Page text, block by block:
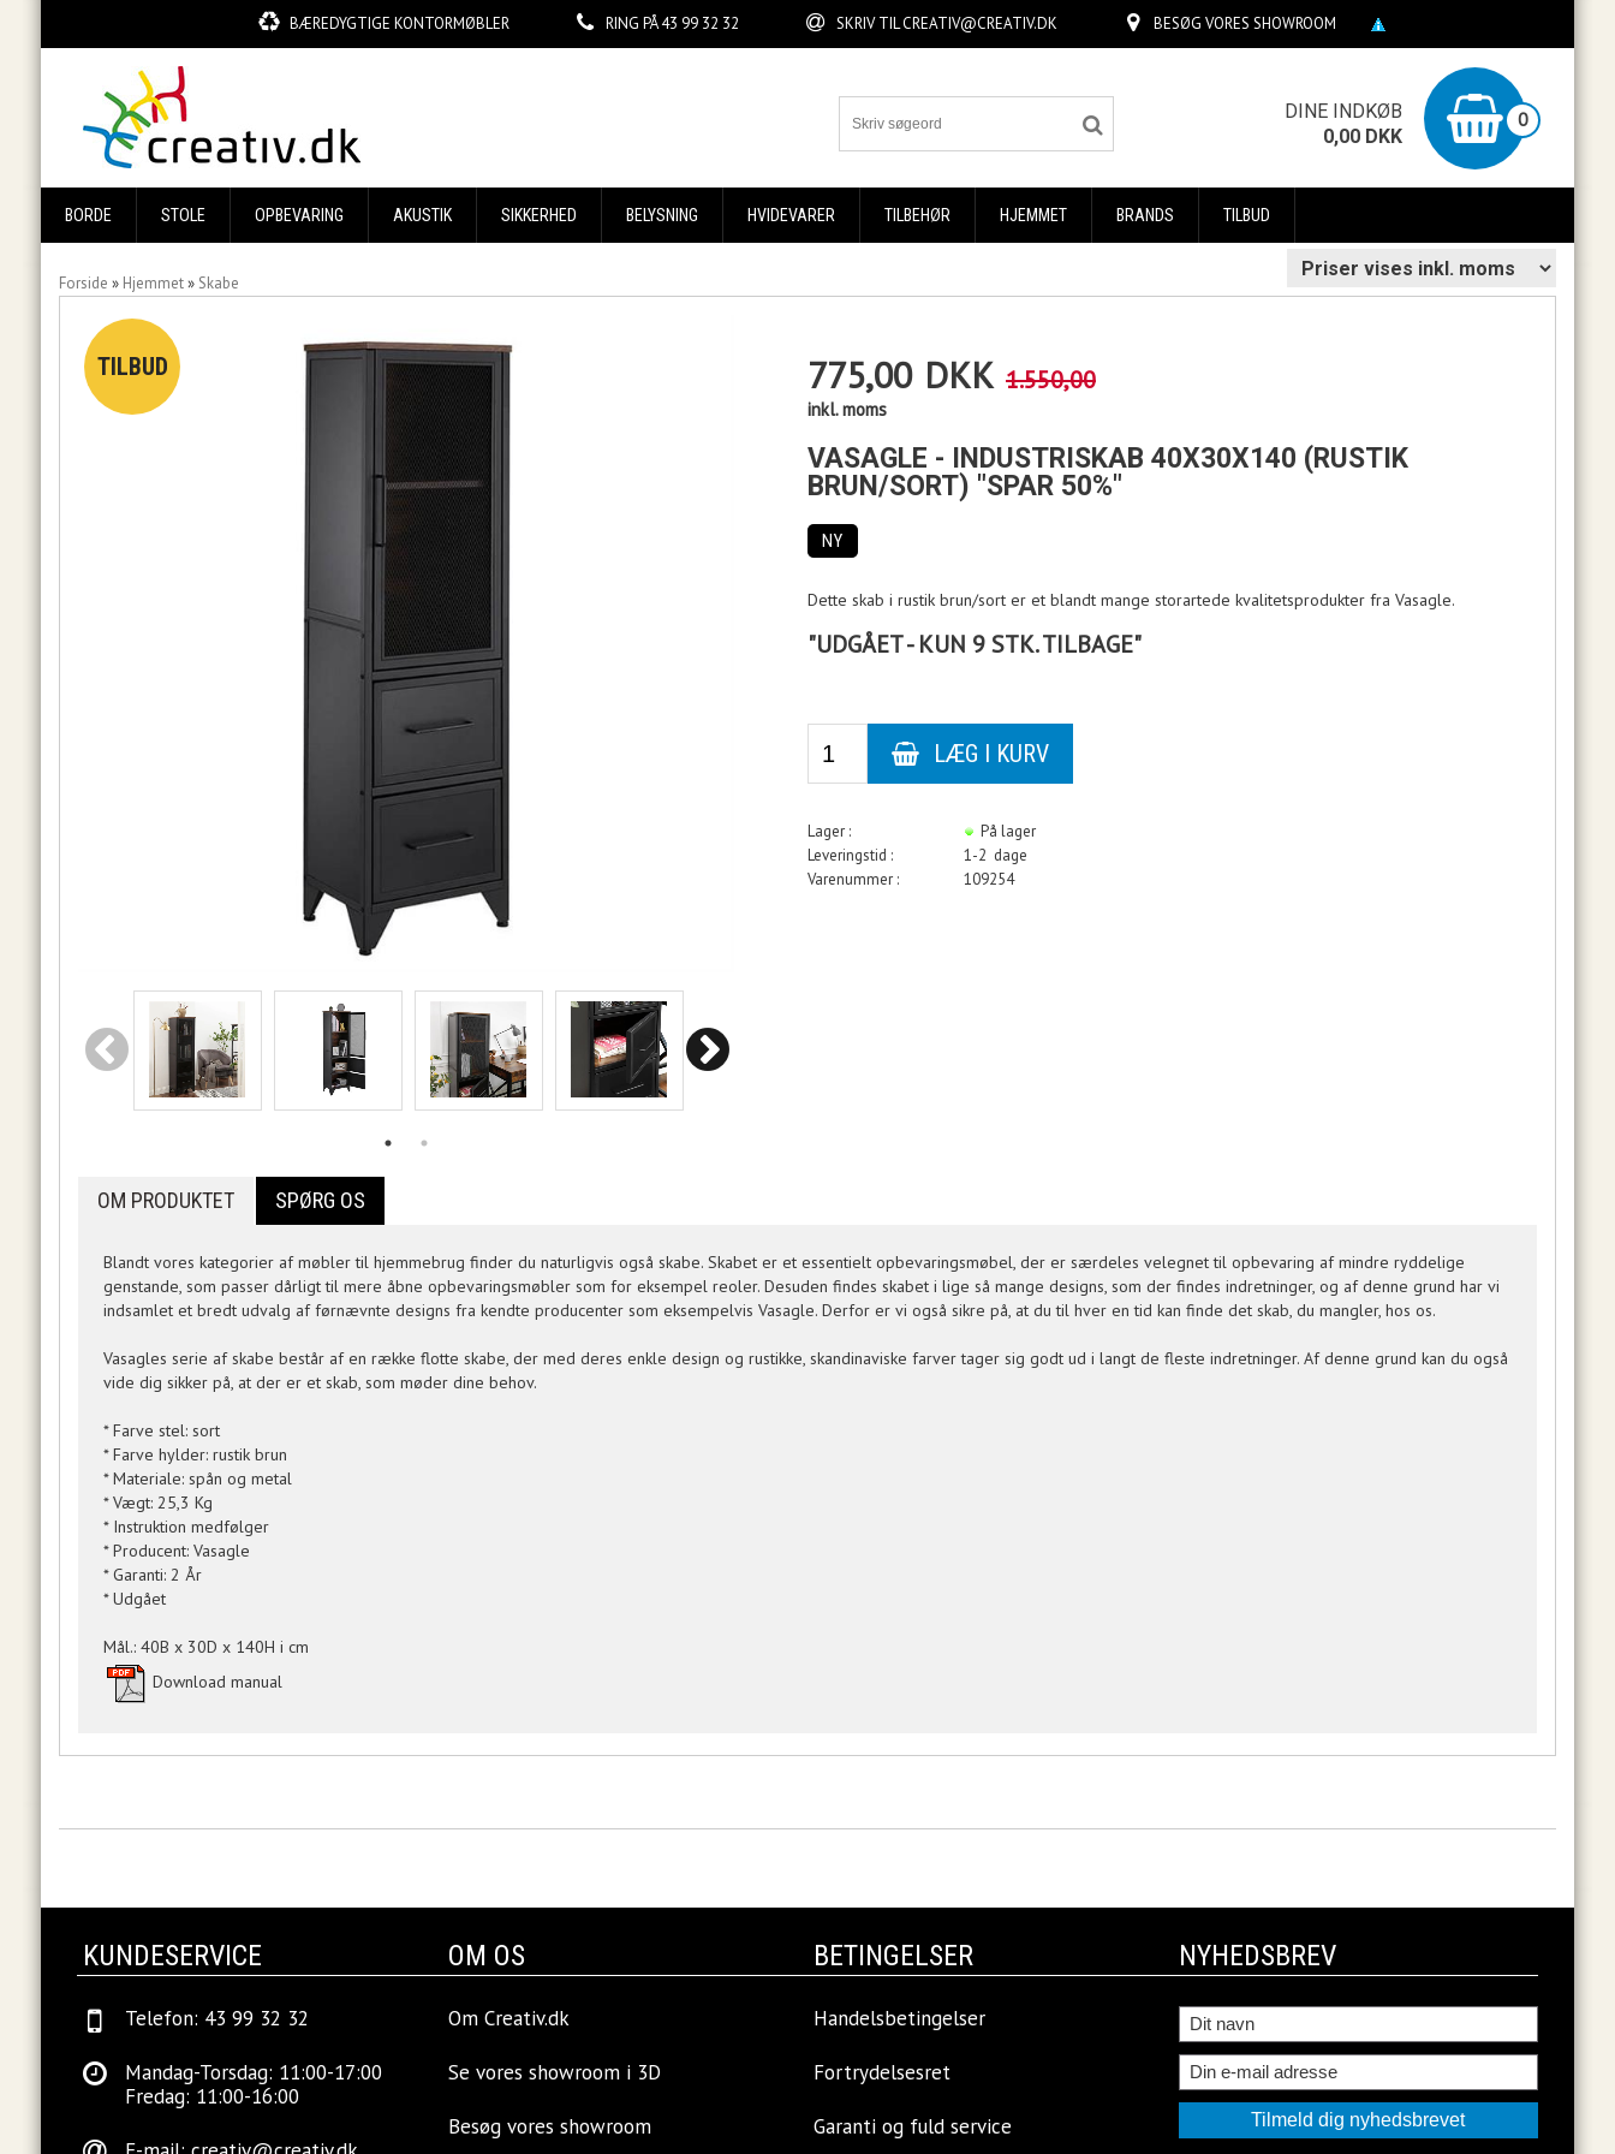
BÆREDYGTIGE KONTORMØBLER RING PÅ43 99 32 32 SKRIV TILCREATIV@CREATIV.DK BESØG VORES SHOWROOM
DINE INDKØB 0
0,00 DKK
BORDE STOLE OPBEVARING AKUSTIK SIKKERHED BELYSNING HVIDEVARER TILBEHØR HJEMMET BRANDS TILBUD
Forside » Hjemmet» Skabe
775,00 DKK 1.550,00
inkl. moms
VASAGLE - INDUSTRISKAB 40X30X140 (RUSTIK
BRUN/SORT) "SPAR 50%"
NY
Dette skab i rustik brun/sort er et blandt mange storartede kvalitetsprodukter fra Vasagle.
"UDGÅET - KUN 9 STK. TILBAGE"
Lager :
På lager
Leveringstid :
1-2 dage
Varenummer :
109254
OM PRODUKTET SPØRG OS
Blandt vores kategorier af møbler til hjemmebrug finder du naturligvis også skabe. Skabet er et essentielt opbevaringsmøbel, der er særdeles velegnet til opbevaring af mindre ryddelige
genstande, som passer dårligt til mere åbne opbevaringsmøbler som for eksempel reoler. Desuden findes skabet i lige så mange designs, som der findes indretninger, og af denne grund har vi
indsamlet et bredt udvalg af førnævnte designs fra kendte producenter som eksempelvis Vasagle. Derfor er vi også sikre på, at du til hver en tid kan finde det skab, du mangler, hos os.
Vasagles serie af skabe består af en række flotte skabe, der med deres enkle design og rustikke, skandinaviske farver tager sig godt ud i langt de fleste indretninger. Af denne grund kan du også
vide dig sikker på, at der er et skab, som møder dine behov.
* Farve stel: sort
* Farve hylder: rustik brun
* Materiale: spån og metal
* Vægt: 25,3 Kg
* Instruktion medfølger
* Producent: Vasagle
* Garanti: 2 År
* Udgået
Mål.: 40B x 30D x 140H i cm
Download manual
KUNDESERVICE
Telefon: 43 99 32 32
Mandag-Torsdag: 11:00-17:00
Fredag: 11:00-16:00
OM OS
Om Creativ.dk
Se vores showroom i 3D
Besøg vores showroom
BETINGELSER
Handelsbetingelser
Fortrydelsesret
Garanti og fuld service
NYHEDSBREV